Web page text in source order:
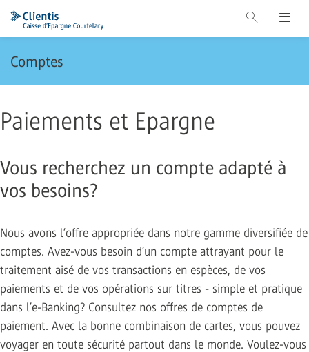
Comptes
Paiements et Epargne
Vous recherchez un compte adapté à
vos besoins?
Nous avons l’offre appropriée dans notre gamme diversifiée de
comptes. Avez-vous besoin d’un compte attrayant pour le
traitement aisé de vos transactions en espèces, de vos
paiements et de vos opérations sur titres - simple et pratique
dans l’e-Banking? Consultez nos offres de comptes de
paiement. Avec la bonne combinaison de cartes, vous pouvez
voyager en toute sécurité partout dans le monde. Voulez-vous